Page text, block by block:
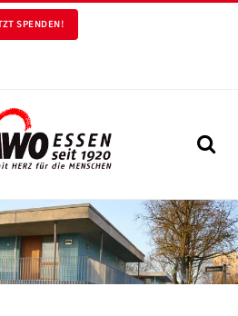
SPENDEN!